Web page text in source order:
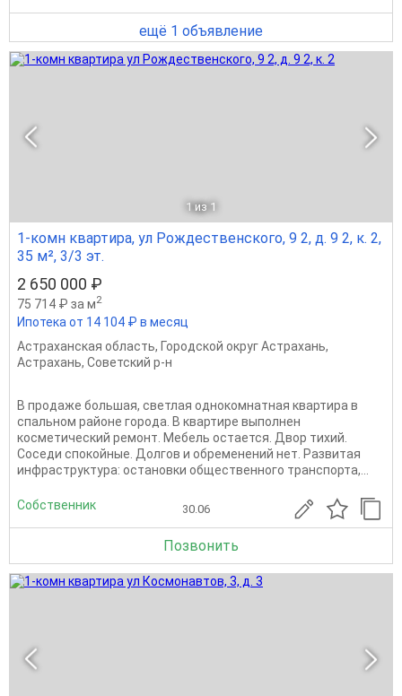
ещё 1 объявление
1 из 1
1-комн квартира, ул Рождественского, 9 2, д. 9 2, к. 2,
35 м², 3/3 эт.
2 650 000 ₽
75 714 ₽ за м2
Ипотека от 14 104 ₽ в месяц
Астраханская область, Городской округ Астрахань,
Астрахань, Советский р-н
В продаже большая, светлая однокомнатная квартира в
спальном районе города. В квартире выполнен
косметический ремонт. Мебель остается. Двор тихий.
Соседи спокойные. Долгов и обременений нет. Развитая
инфраструктура: остановки общественного транспорта,...
Собственник 30.06
Позвонить